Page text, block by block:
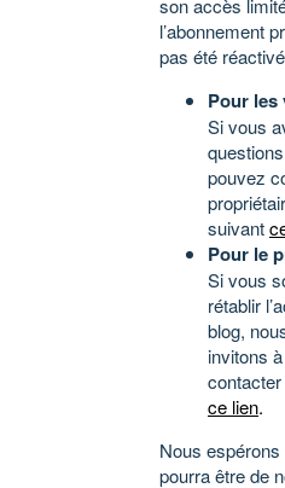
son accès
l’abonnement
pas été
Pour
Si vous
pouvez
suivant
Pour le
Si vous
rétablir
blog,
invitons
ce lien.
Nous
pourra être de